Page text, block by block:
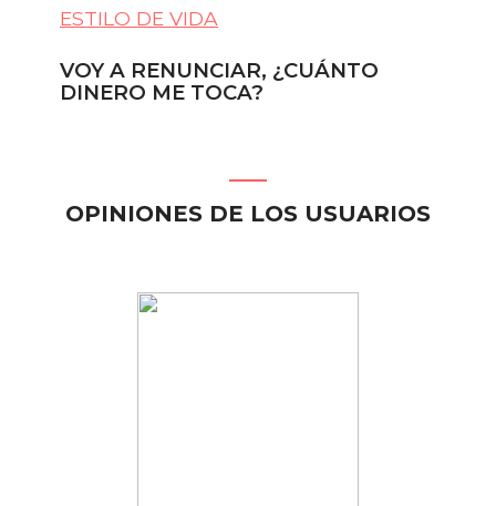
ESTILO DE VIDA
VOY A RENUNCIAR, ¿CUÁNTO
DINERO ME TOCA?
OPINIONES DE LOS USUARIOS